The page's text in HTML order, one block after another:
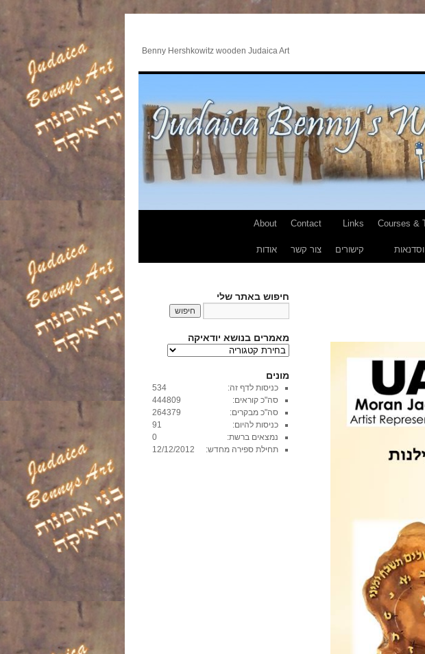
Benny Hershkowitz wooden Judaica Art
Courses &
Links
קישורים
Contact
צור קשר
About
אודות
חיפוש באתר שלי
מאמרים בנושא יודאיקה
מ
מ
ר
י
ם
ב
נ
ו
מונים
534
כניסות לדף זה:
444809
סה"כ קוראים:
264379
סה"כ מבקרים:
91
כניסות להיום:
0
נמצאים ברשת:
12/12/2012
תחילת ספירה מחדש: